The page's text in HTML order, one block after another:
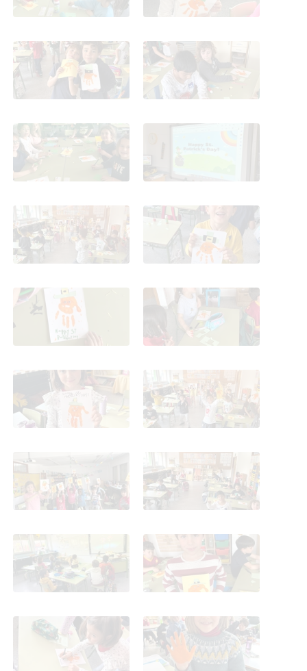
St. Patrick en 1º_CEIP
FDLR_Las Rozas
St. Patrick en 1º_CEIP
FDLR_Las Rozas
St. Patrick en 1º_CEIP
FDLR_Las Rozas
FDLR_Las Rozas
St. Patrick en 1º_CEIP
FDLR_Las Rozas
St. Patrick en 1º_CEIP
FDLR_Las Rozas
St. Patrick en 1º_CEIP
FDLR_Las Rozas
St. Patrick en 1º_CEIP
FDLR_Las Rozas
FDLR_Las Rozas
St. Patrick en 1º_CEIP
FDLR_Las Rozas
St. Patrick en 1º_CEIP
FDLR_Las Rozas
St. Patrick en 1º_CEIP
FDLR_Las Rozas
St. Patrick en 1º_CEIP
FDLR_Las Rozas
St. Patrick en 1º_CEIP
FDLR_Las Rozas
St. Patrick en 1º_CEIP
FDLR_Las Rozas